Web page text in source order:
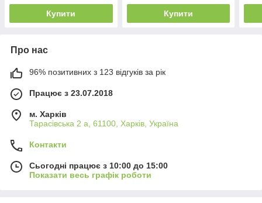
Купити Купити
Про нас
96% позитивних з 123 відгуків за рік
Працює з 23.07.2018
м. Харків
Тарасівська 2 а, 61100, Харків, Україна
Контакти
Сьогодні працює з 10:00 до 15:00
Показати весь графік роботи